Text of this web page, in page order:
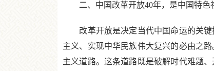
二、中国改革开放40年，是中国特色
改革开放是决定当代中国命运的关键
主义、实现中华民族伟大复兴的必由之
主义道路。这条道路既是破解时代难题